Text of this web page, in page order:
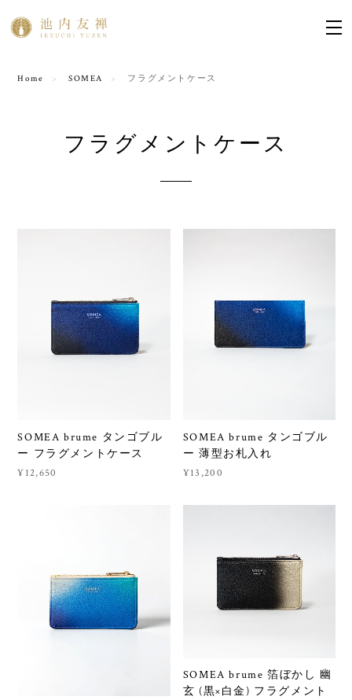
Home SOMEA フラグメントケース
フラグメントケース
SOMEA brume タンゴブル
ー フラグメントケース
¥12,650
SOMEA brume タンゴブル
ー 薄型お札入れ
¥13,200
SOMEA brume 箔ぼかし 幽
玄 (黒×白金) フラグメント